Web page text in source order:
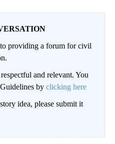
providing a forum for civil
and relevant. You
by clicking here
idea, please submit it